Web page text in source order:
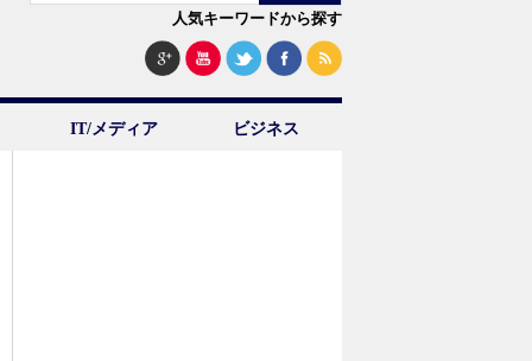
人気キーワードから探す
IT/メディア ビジネス